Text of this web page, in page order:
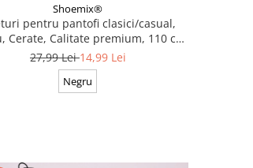
Shoemix®
pentru pantofi clasici/casual,
Cerate, Calitate premium, 110 cm
x 0.3 cm
27,99 Lei14,99 Lei
Negru